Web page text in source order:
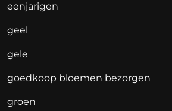
eenjarigen
geel
gele
goedkoop bloemen bezorgen
groen